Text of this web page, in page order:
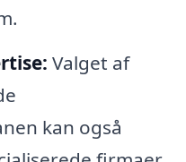
Valget af
kan også